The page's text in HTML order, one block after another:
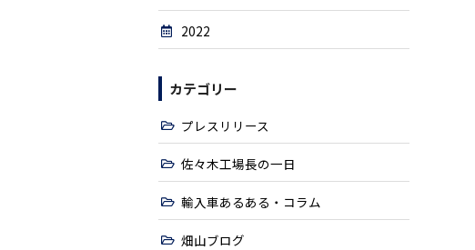
2022
カテゴリー
プレスリリース
佐々木工場長の一日
輸入車あるある・コラム
畑山ブログ